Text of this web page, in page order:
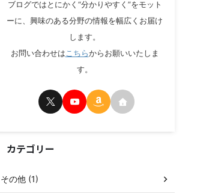
ブログではとにかく“分かりやすく”をモット
ーに、興味のある分野の情報を幅広くお届け
します。
お問い合わせはこちらからお願いいたしま
す。
カテゴリー
その他 (1)